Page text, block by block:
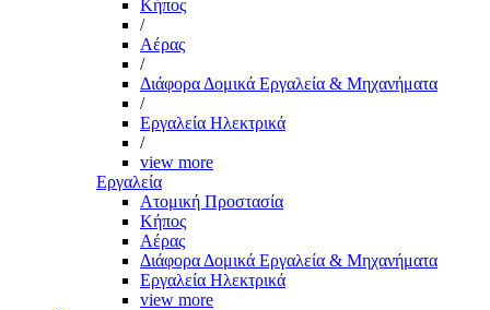
Kήπος
/
Αέρας
/
Διάφορα Δομικά Εργαλεία & Μηχανήματα
/
Εργαλεία Ηλεκτρικά
/
view more
Εργαλεία
Aτομική Προστασία
Kήπος
Αέρας
Διάφορα Δομικά Εργαλεία & Μηχανήματα
Εργαλεία Ηλεκτρικά
view more